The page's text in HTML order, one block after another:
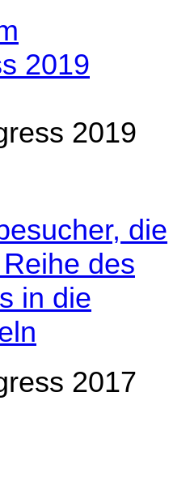
2019
2017